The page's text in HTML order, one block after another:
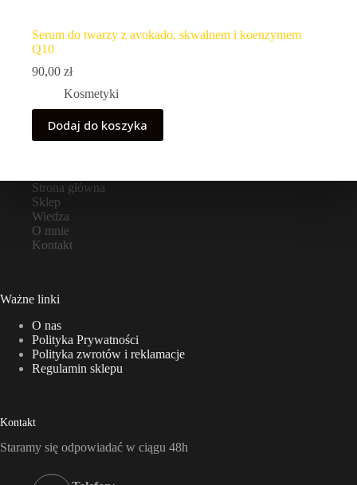
Serum do twarzy z avokado, skwalnem i koenzymem
Q10
90,00 zł
Kosmetyki
Dodaj do koszyka
Strona główna
Sklep
Wiedza
O mnie
Kontakt
Ważne linki
O nas
Polityka Prywatności
Polityka zwrotów i reklamacje
Regulamin sklepu
Kontakt
Staramy się odpowiadać w ciągu 48h